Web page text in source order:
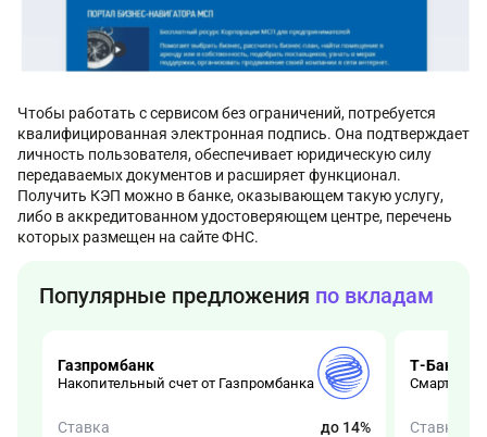
Чтобы работать с сервисом без ограничений, потребуется
квалифицированная электронная подпись. Она подтверждает
личность пользователя, обеспечивает юридическую силу
передаваемых документов и расширяет функционал.
Получить КЭП можно в банке, оказывающем такую услугу,
либо в аккредитованном удостоверяющем центре, перечень
которых размещен на сайте ФНС.
Популярные предложения по вкладам
Газпромбанк
Накопительный счет от Газпромбанка
Ставка
до 14%
Т-Банк
Ставка